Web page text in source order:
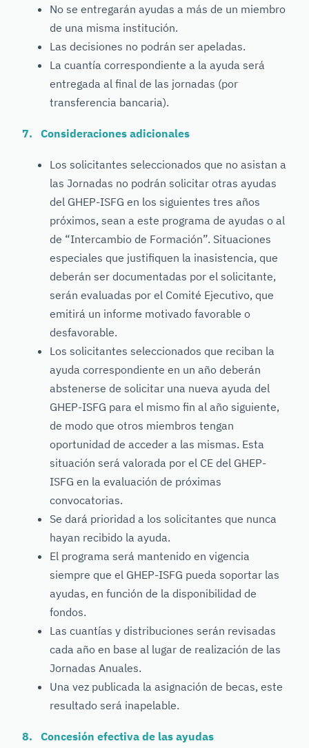
No se entregarán ayudas a más de un miembro
de una misma institución.
Las decisiones no podrán ser apeladas.
La cuantía correspondiente a la ayuda será
entregada al final de las jornadas (por
transferencia bancaria).
7. Consideraciones adicionales
Los solicitantes seleccionados que no asistan a
las Jornadas no podrán solicitar otras ayudas
del GHEP-ISFG en los siguientes tres años
próximos, sean a este programa de ayudas o al
de “Intercambio de Formación”. Situaciones
especiales que justifiquen la inasistencia, que
deberán ser documentadas por el solicitante,
serán evaluadas por el Comité Ejecutivo, que
emitirá un informe motivado favorable o
desfavorable.
Los solicitantes seleccionados que reciban la
ayuda correspondiente en un año deberán
abstenerse de solicitar una nueva ayuda del
GHEP-ISFG para el mismo fin al año siguiente,
de modo que otros miembros tengan
oportunidad de acceder a las mismas. Esta
situación será valorada por el CE del GHEP-
ISFG en la evaluación de próximas
convocatorias.
Se dará prioridad a los solicitantes que nunca
hayan recibido la ayuda.
El programa será mantenido en vigencia
siempre que el GHEP-ISFG pueda soportar las
ayudas, en función de la disponibilidad de
fondos.
Las cuantías y distribuciones serán revisadas
cada año en base al lugar de realización de las
Jornadas Anuales.
Una vez publicada la asignación de becas, este
resultado será inapelable.
8. Concesión efectiva de las ayudas